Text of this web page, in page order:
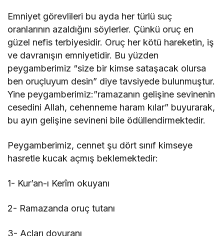
Emniyet görevlileri bu ayda her türlü suç
oranlarının azaldığını söylerler. Çünkü oruç en
güzel nefis terbiyesidir. Oruç her kötü hareketin, iş
ve davranışın emniyetidir. Bu yüzden
peygamberimiz “size bir kimse sataşacak olursa
ben oruçluyum desin” diye tavsiyede bulunmuştur.
Yine peygamberimiz:”ramazanın gelişine sevinenin
cesedini Allah, cehenneme haram kılar” buyurarak,
bu ayın gelişine sevineni bile ödüllendirmektedir.
Peygamberimiz, cennet şu dört sınıf kimseye
hasretle kucak açmış beklemektedir:
1- Kur’an-ı Kerîm okuyanı
2- Ramazanda oruç tutanı
3- Açları doyuranı